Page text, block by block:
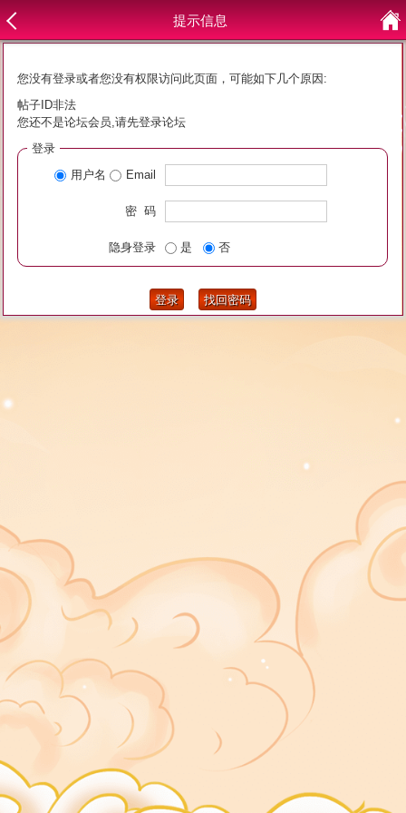
提示信息
您没有登录或者您没有权限访问此页面，可能如下几个原因:
帖子ID非法
您还不是论坛会员,请先登录论坛
登录
用户名
Email
密 码
隐身登录 是 否